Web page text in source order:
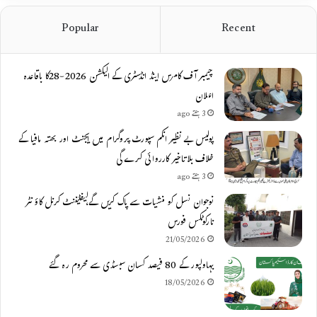
Recent
Popular
چیمبر آف کامرس اینڈ انڈسٹری کے الیکشن 2026-28کا باقاعدہ
اعلان
3 ہفتے ago
پولیس بے نظیر انکم سپورٹ پروگرام میں ایجنٹ اور بھتہ مافیا کے
خلاف بلاتاخیر کارروائی کرے گی
3 ہفتے ago
نوجوان نسل کو منشیات سے پاک کریں گے،لیفٹیننٹ کرنل کاؤنٹر
نارکوٹکس فورس
21/05/2026
بہاولپور کے 80 فیصد کسان سبسڈی سے محروم رہ گئے
18/05/2026